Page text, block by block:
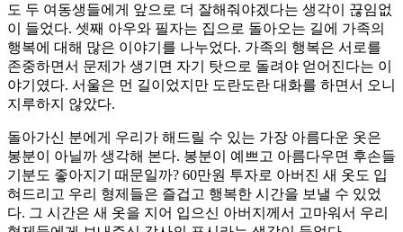
도 두 여동생들에게 앞으로 더 잘해줘야겠다는 생각이 끊임없
이 들었다. 셋째 아우와 필자는 집으로 돌아오는 길에 가족의
행복에 대해 많은 이야기를 나누었다. 가족의 행복은 서로를
존중하면서 문제가 생기면 자기 탓으로 돌려야 얻어진다는 이
야기였다. 서울은 먼 길이었지만 도란도란 대화를 하면서 오니
지루하지 않았다.
돌아가신 분에게 우리가 해드릴 수 있는 가장 아름다운 옷은
봉분이 아닐까 생각해 본다. 봉분이 예쁘고 아름다우면 후손들
기분도 좋아지기 때문일까? 60만원 투자로 아버진 새 옷도 입
혀드리고 우리 형제들은 즐겁고 행복한 시간을 보낼 수 있었
다. 그 시간은 새 옷을 지어 입으신 아버지께서 고마워서 우리